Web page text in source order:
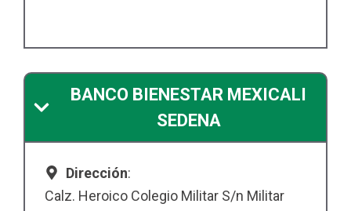
BANCO BIENESTAR MEXICALI
SEDENA
Dirección:
Calz. Heroico Colegio Militar S/n Militar